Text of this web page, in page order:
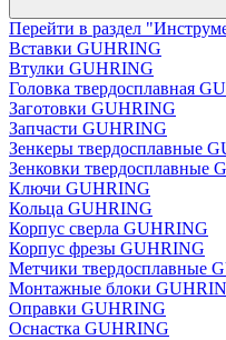
Перейти в раздел
Вставки GUHRING
Втулки GUHRING
Головка твердосплавная
Заготовки GUHRING
Запчасти GUHRING
Зенкеры твердосплавные
Зенковки твердосплавные
Ключи GUHRING
Кольца GUHRING
Корпус сверла GUHRING
Корпус фрезы GUHRING
Метчики твердосплавные
Монтажные блоки
Оправки GUHRING
Оснастка GUHRING